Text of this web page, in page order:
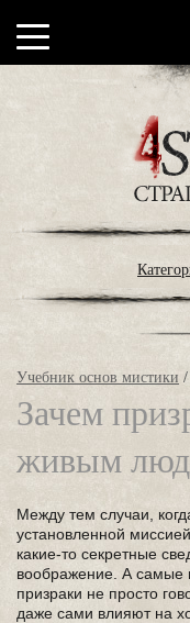
Учебник основ мистики /
Зачем
живым
Между тем случаи,
установленной
какие-то секретные
воображение. А самые
призраки не просто
даже сами влияют на